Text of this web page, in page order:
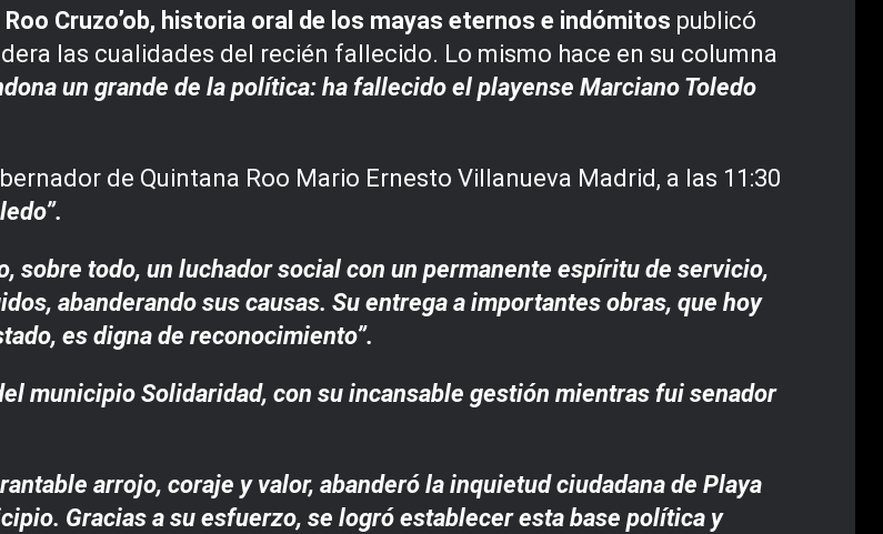
Roo Cruzo’ob, historia oral de los mayas eternos e indómitos publicó
las cualidades del recién fallecido. Lo mismo hace en su columna
un grande de la política: ha fallecido el playense Marciano Toledo
de Quintana Roo Mario Ernesto Villanueva Madrid, a las 11:30
sobre todo, un luchador social con un permanente espíritu de servicio,
abanderando sus causas. Su entrega a importantes obras, que hoy
es digna de reconocimiento”.
municipio Solidaridad, con su incansable gestión mientras fui senador
arrojo, coraje y valor, abanderó la inquietud ciudadana de Playa
Gracias a su esfuerzo, se logró establecer esta base política y